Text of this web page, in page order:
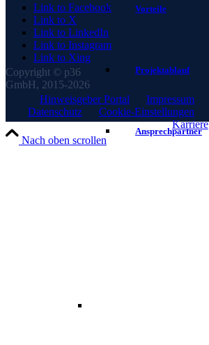
Vorteile
Projektablauf
Ansprechpartner
Link to Facebook
Link to X
Link to LinkedIn
Link to Instagram
Link to Xing
Copyright © p36
GmbH, 2015-2026
Hinweisgeber Portal
Impressum
Datenschutz
Cookie-Einstellungen
Karriere
Nach oben scrollen